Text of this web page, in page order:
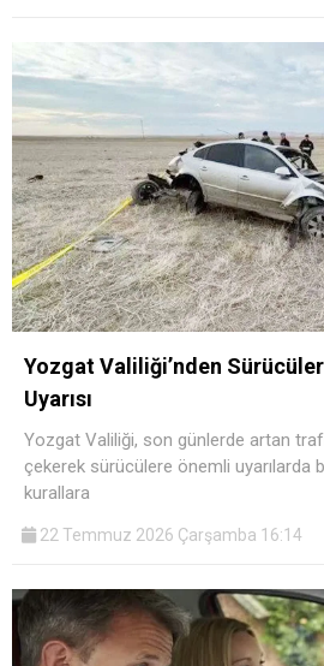
Yozgat Valiliği’nden
Uyarısı
Yozgat Valiliği, son günlerde artan
çekerek sürücülere önemli uyarılarda
kurallara
22 Temmuz 2026 Çarşamba 16:14